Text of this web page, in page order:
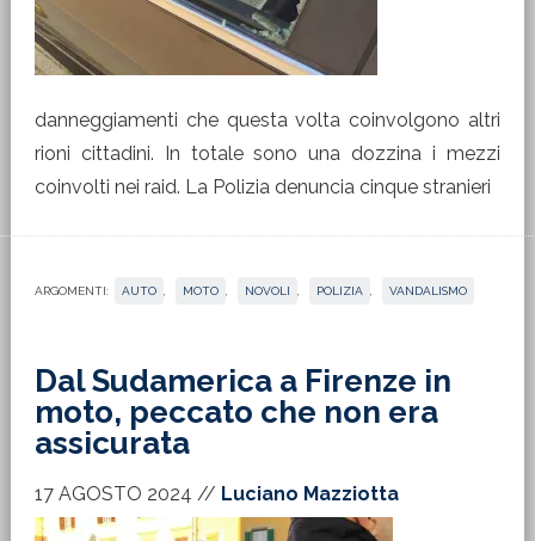
danneggiamenti che questa volta coinvolgono altri
rioni cittadini. In totale sono una dozzina i mezzi
coinvolti nei raid. La Polizia denuncia cinque stranieri
ARGOMENTI: AUTO MOTO NOVOLI POLIZIA VANDALISMO
Dal Sudamerica a Firenze in
moto, peccato che non era
assicurata
17 AGOSTO 2024 // Luciano Mazziotta